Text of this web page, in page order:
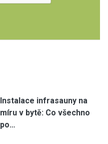
Instalace infrasauny na
míru v bytě: Co všechno
po…